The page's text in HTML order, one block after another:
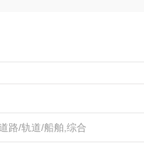
路/轨道/船舶,综合